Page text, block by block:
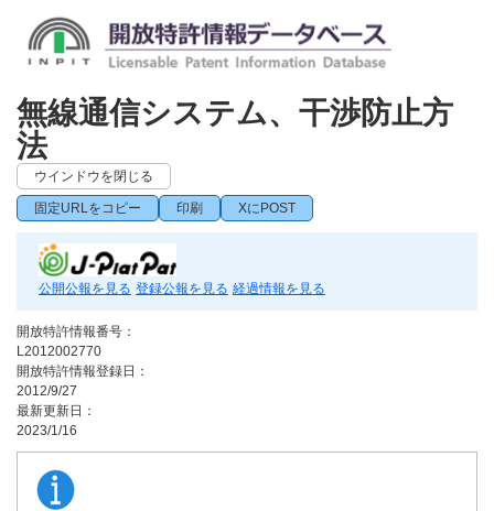
無線通信システム、干渉防止方
法
ウインドウを閉じる
固定URLをコピー 印刷 XにPOST
公開公報を見る 登録公報を見る 経過情報を見る
開放特許情報番号：
L2012002770
開放特許情報登録日：
2012/9/27
最新更新日：
2023/1/16